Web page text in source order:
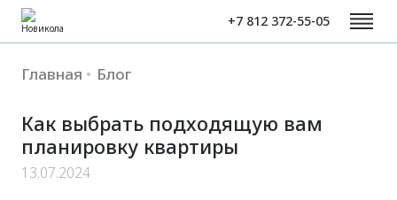
+7 812 372-55-05
Главная Блог
Как выбрать подходящую вам
планировку квартиры
13.07.2024